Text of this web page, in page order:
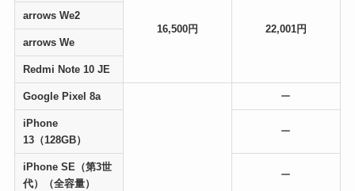
16,500円 22,001円
arrows We2
arrows We
Redmi Note 10 JE
Google Pixel 8a ー
iPhone
13（128GB）
ー
iPhone SE（第3世
代）（全容量）
ー